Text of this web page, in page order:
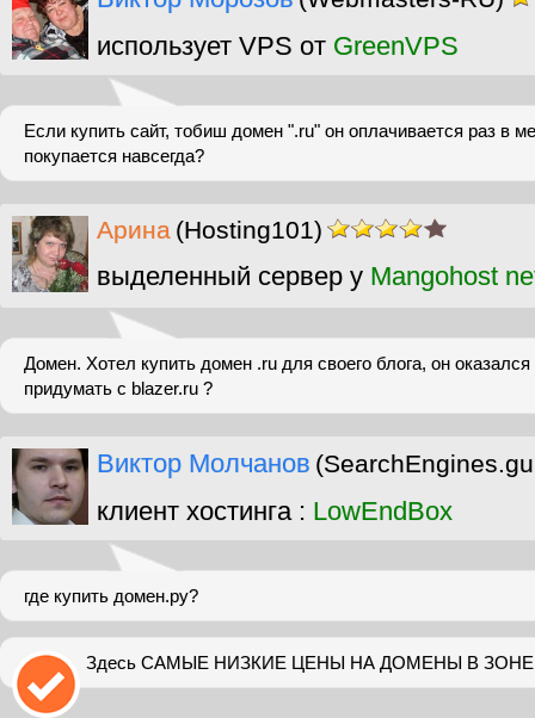
использует VPS от GreenVPS
Если купить сайт, тобиш домен ".ru" он оплачивается раз в
покупается навсегда?
Арина (Hosting101)
выделенный сервер у Mangohost
Домен. Хотел купить домен .ru для своего блога, он
придумать с blazer.ru ?
Виктор Молчанов
клиент хостинга : LowEndBox
где купить домен.ру?
Здесь САМЫЕ НИЗКИЕ ЦЕНЫ НА ДОМЕНЫ В ЗОНЕ